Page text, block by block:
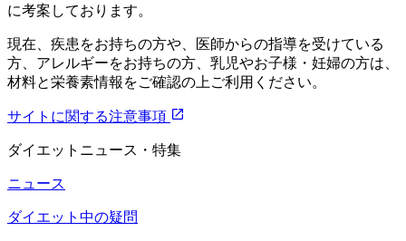
に考案しております。
現在、疾患をお持ちの方や、医師からの指導を受けている
方、アレルギーをお持ちの方、乳児やお子様・妊婦の方は、
材料と栄養素情報をご確認の上ご利用ください。
サイトに関する注意事項
ダイエットニュース・特集
ニュース
ダイエット中の疑問